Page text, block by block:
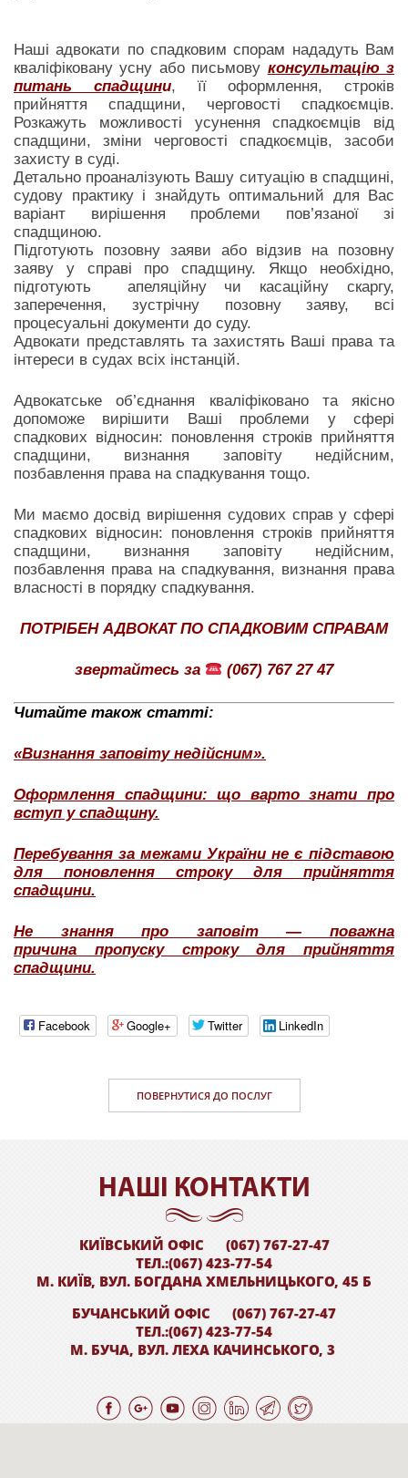
Наші адвокати по спадковим спорам нададуть Вам
кваліфіковану усну або письмову консультацію з
питань спадщини, її оформлення, строків
прийняття спадщини, черговості спадкоємців.
Розкажуть можливості усунення спадкоємців від
спадщини, зміни черговості спадкоємців, засоби
захисту в суді.
Детально проаналізують Вашу ситуацію в спадщині,
судову практику і знайдуть оптимальний для Вас
варіант вирішення проблеми пов’язаної зі
спадщиною.
Підготують позовну заяви або відзив на позовну
заяву у справі про спадщину. Якщо необхідно,
підготують апеляційну чи касаційну скаргу,
заперечення, зустрічну позовну заяву, всі
процесуальні документи до суду.
Адвокати представлять та захистять Ваші права та
інтереси в судах всіх інстанцій.
Адвокатське об’єднання кваліфіковано та якісно
допоможе вирішити Ваші проблеми у сфері
спадкових відносин: поновлення строків прийняття
спадщини, визнання заповіту недійсним,
позбавлення права на спадкування тощо.
Ми маємо досвід вирішення судових справ у сфері
спадкових відносин: поновлення строків прийняття
спадщини, визнання заповіту недійсним,
позбавлення права на спадкування, визнання права
власності в порядку спадкування.
ПОТРІБЕН АДВОКАТ ПО СПАДКОВИМ СПРАВАМ
звертайтесь за (067) 767 27 47
Читайте також статті:
«Визнання заповіту недійсним».
Оформлення спадщини: що варто знати про
вступ у спадщину.
Перебування за межами України не є підставою
для поновлення строку для прийняття
спадщини.
Не знання про заповіт — поважна
причина пропуску строку для прийняття
спадщини.
Facebook Google+ Twitter LinkedIn
ПОВЕРНУТИСЯ ДО ПОСЛУГ
НАШI КОНТАКТИ
КИЇВСЬКИЙ ОФІС
(067) 767-27-47
ТЕЛ.:(067) 423-77-54
М. КИЇВ, ВУЛ. БОГДАНА ХМЕЛЬНИЦЬКОГО, 45 Б
БУЧАНСЬКИЙ ОФІС
(067) 767-27-47
ТЕЛ.:(067) 423-77-54
М. БУЧА, ВУЛ. ЛЕХА КАЧИНСЬКОГО, 3